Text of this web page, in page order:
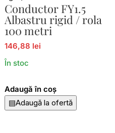
Conductor FY1.5
Albastru rigid / rola
100 metri
146,88 lei
În stoc
Adaugă în coș
▤Adaugă la ofertă